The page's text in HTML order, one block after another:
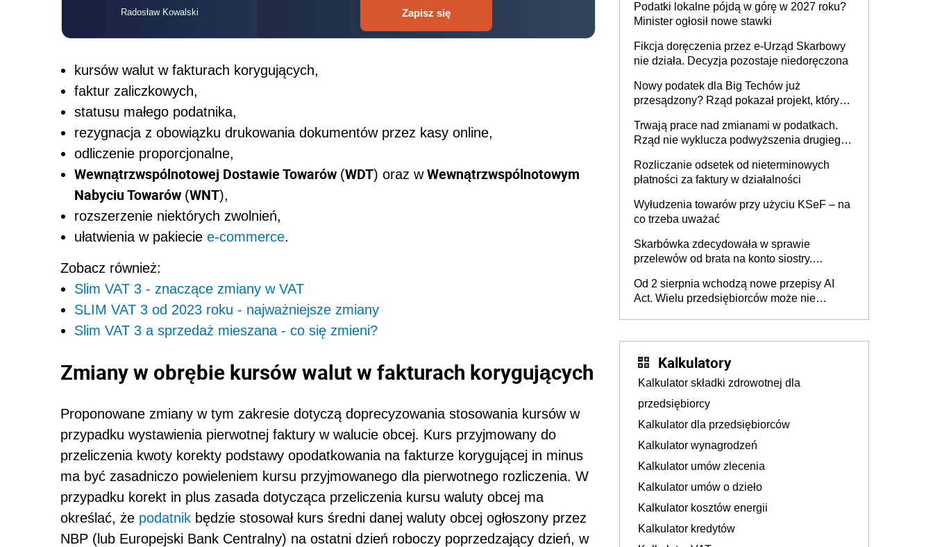
Radosław Kowalski Zapisz się
kursów walut w fakturach korygujących,
faktur zaliczkowych,
statusu małego podatnika,
rezygnacja z obowiązku drukowania dokumentów przez kasy online,
odliczenie proporcjonalne,
Wewnątrzwspólnotowej Dostawie Towarów (WDT) oraz w Wewnątrzwspólnotowym
Nabyciu Towarów (WNT),
rozszerzenie niektórych zwolnień,
ułatwienia w pakiecie e-commerce.
Zobacz również:
Slim VAT 3 - znaczące zmiany w VAT
SLIM VAT 3 od 2023 roku - najważniejsze zmiany
Slim VAT 3 a sprzedaż mieszana - co się zmieni?
Zmiany w obrębie kursów walut w fakturach korygujących
Proponowane zmiany w tym zakresie dotyczą doprecyzowania stosowania kursów w
przypadku wystawienia pierwotnej faktury w walucie obcej. Kurs przyjmowany do
przeliczenia kwoty korekty podstawy opodatkowania na fakturze korygującej in minus
ma być zasadniczo powieleniem kursu przyjmowanego dla pierwotnego rozliczenia. W
przypadku korekt in plus zasada dotycząca przeliczenia kursu waluty obcej ma
określać, że podatnik będzie stosował kurs średni danej waluty obcej ogłoszony przez
NBP (lub Europejski Bank Centralny) na ostatni dzień roboczy poprzedzający dzień, w
umowy cywilnoprawnej jedynym
racjonalnym wyjściem
Podatki lokalne pójdą w górę w 2027 roku?
Minister ogłosił nowe stawki
Fikcja doręczenia przez e-Urząd Skarbowy
nie działa. Decyzja pozostaje niedoręczona
Nowy podatek dla Big Techów już
przesądzony? Rząd pokazał projekt, który
Trwają prace nad zmianami w podatkach.
Rząd nie wyklucza podwyższenia drugiego
Rozliczanie odsetek od nieterminowych
płatności za faktury w działalności
Wyłudzenia towarów przy użyciu KSeF – na
co trzeba uważać
Skarbówka zdecydowała w sprawie
przelewów od brata na konto siostry.
darowizna, ale podatku jednak nie będzie
Od 2 sierpnia wchodzą nowe przepisy AI
Act. Wielu przedsiębiorców może nie
Kalkulatory
Kalkulator składki zdrowotnej dla
przedsiębiorcy
Kalkulator dla przedsiębiorców
Kalkulator wynagrodzeń
Kalkulator umów zlecenia
Kalkulator umów o dzieło
Kalkulator kosztów energii
Kalkulator kredytów